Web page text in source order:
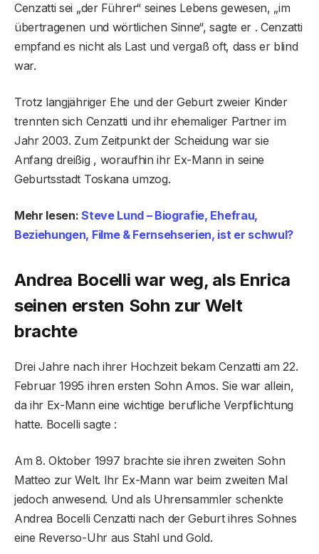
Cenzatti sei „der Führer“ seines Lebens gewesen, „im
übertragenen und wörtlichen Sinne“, sagte er . Cenzatti
empfand es nicht als Last und vergaß oft, dass er blind
war.
Trotz langjähriger Ehe und der Geburt zweier Kinder
trennten sich Cenzatti und ihr ehemaliger Partner im
Jahr 2003. Zum Zeitpunkt der Scheidung war sie
Anfang dreißig , woraufhin ihr Ex-Mann in seine
Geburtsstadt Toskana umzog.
Mehr lesen:Steve Lund – Biografie, Ehefrau,
Beziehungen, Filme & Fernsehserien, ist er schwul?
Andrea Bocelli war weg, als Enrica
seinen ersten Sohn zur Welt
brachte
Drei Jahre nach ihrer Hochzeit bekam Cenzatti am 22.
Februar 1995 ihren ersten Sohn Amos. Sie war allein,
da ihr Ex-Mann eine wichtige berufliche Verpflichtung
hatte. Bocelli sagte :
Am 8. Oktober 1997 brachte sie ihren zweiten Sohn
Matteo zur Welt. Ihr Ex-Mann war beim zweiten Mal
jedoch anwesend. Und als Uhrensammler schenkte
Andrea Bocelli Cenzatti nach der Geburt ihres Sohnes
eine Reverso-Uhr aus Stahl und Gold.